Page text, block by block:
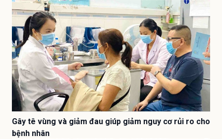
Gây tê vùng và giảm đau giúp giảm nguy cơ rủi ro cho
bệnh nhân